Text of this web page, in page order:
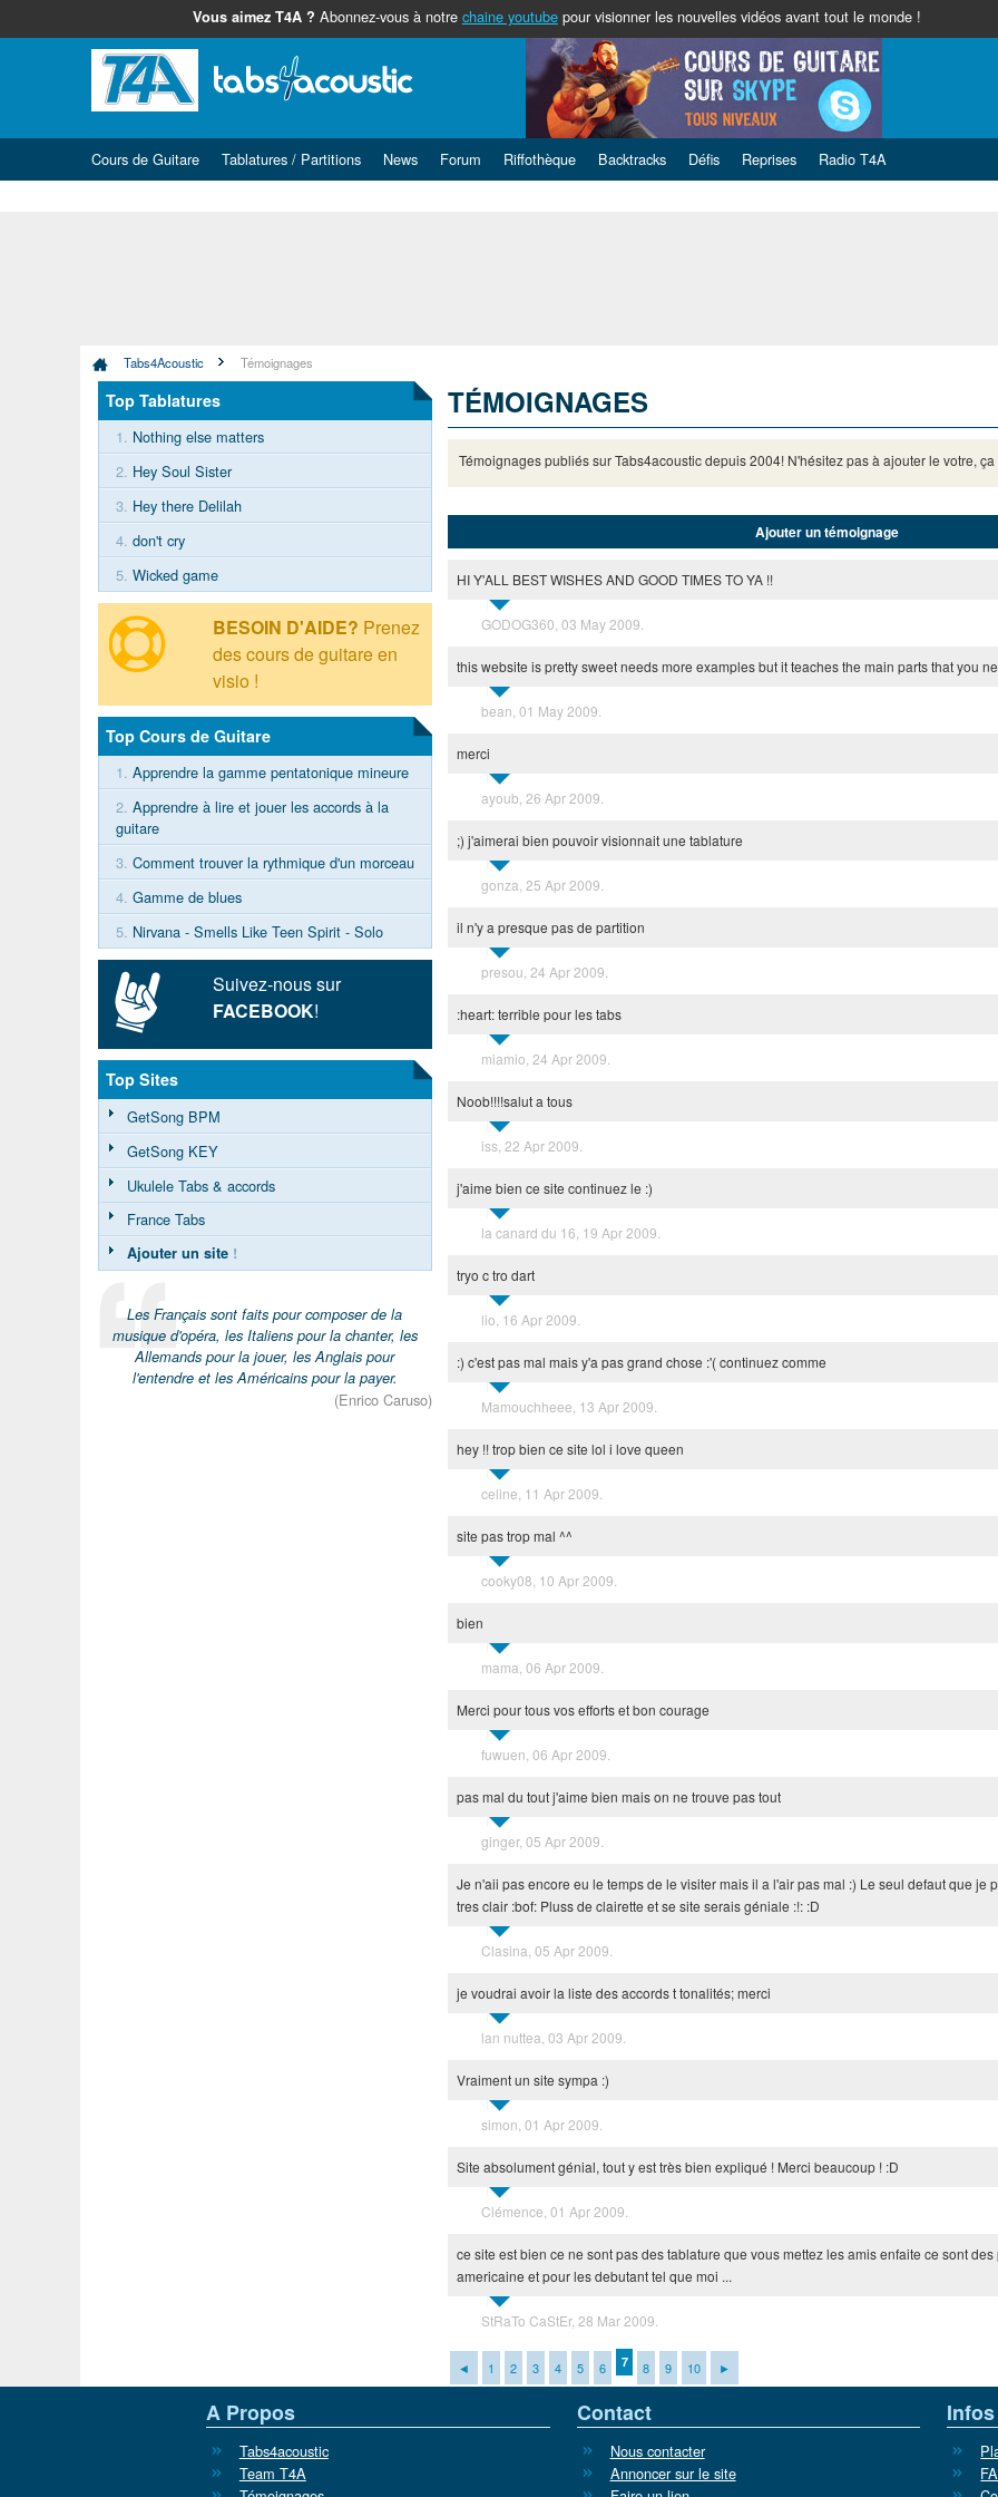
Vous aimez T4A ? Abonnez-vous à notre chaine youtubepour visionner les nouvelles vidéos avant tout le monde !
Cours de Guitare Tablatures / Partitions News Forum Riffothèque Backtracks Défis Reprises Radio T4A
Tabs4Acoustic Témoignages
TÉMOIGNAGES
Témoignages publiés sur Tabs4acoustic depuis 2004! N'hésitez pas à ajouter le votre,
Ajouter un témoignage
HI Y'ALL BEST WISHES AND GOOD TIMES TO YA !!
GODOG360, 03 May 2009.
this website is pretty sweet needs more examples but it teaches the main parts that you
bean, 01 May 2009.
merci
ayoub, 26 Apr 2009.
;) j'aimerai bien pouvoir visionnait une tablature
gonza, 25 Apr 2009.
il n'y a presque pas de partition
presou, 24 Apr 2009.
:heart: terrible pour les tabs
miamio, 24 Apr 2009.
Noob!!!!salut a tous
iss, 22 Apr 2009.
j'aime bien ce site continuez le :)
la canard du 16, 19 Apr 2009.
tryo c tro dart
lio, 16 Apr 2009.
:) c'est pas mal mais y'a pas grand chose :'( continuez comme
Mamouchheee, 13 Apr 2009.
hey !! trop bien ce site lol i love queen
celine, 11 Apr 2009.
site pas trop mal ^^
cooky08, 10 Apr 2009.
bien
mama, 06 Apr 2009.
Merci pour tous vos efforts et bon courage
fuwuen, 06 Apr 2009.
pas mal du tout j'aime bien mais on ne trouve pas tout
ginger, 05 Apr 2009.
Je n'aii pas encore eu le temps de le visiter mais il a l'air pas mal :) Le seul defaut que je
tres clair :bof: Pluss de clairette et se site serais géniale :!: :D
Clasina, 05 Apr 2009.
je voudrai avoir la liste des accords t tonalités; merci
lan nuttea, 03 Apr 2009.
Vraiment un site sympa :)
simon, 01 Apr 2009.
Site absolument génial, tout y est très bien expliqué ! Merci beaucoup ! :D
Clémence, 01 Apr 2009.
ce site est bien ce ne sont pas des tablature que vous mettez les amis enfaite ce sont
americaine et pour les debutant tel que moi ...
StRaTo CaStEr, 28 Mar 2009.
◄ 1 2 3 4 5 6 7 8 9 10 ►
Top Tablatures
1. Nothing else matters
2. Hey Soul Sister
3. Hey there Delilah
4. don't cry
5. Wicked game
BESOIN D'AIDE? Prenez
des cours de guitare en
visio !
Top Cours de Guitare
1. Apprendre la gamme pentatonique mineure
2. Apprendre à lire et jouer les accords à la
guitare
3. Comment trouver la rythmique d'un morceau
4. Gamme de blues
5. Nirvana - Smells Like Teen Spirit - Solo
Suivez-nous sur
FACEBOOK!
Top Sites
GetSong BPM
GetSong KEY
Ukulele Tabs & accords
France Tabs
Ajouter un site!
Les Français sont faits pour composer de la
musique d'opéra, les Italiens pour la chanter, les
Allemands pour la jouer, les Anglais pour
l'entendre et les Américains pour la payer.
(Enrico Caruso)
A Propos
Tabs4acoustic
Team T4A
Contact
Nous contacter
Annoncer sur le site
Infos